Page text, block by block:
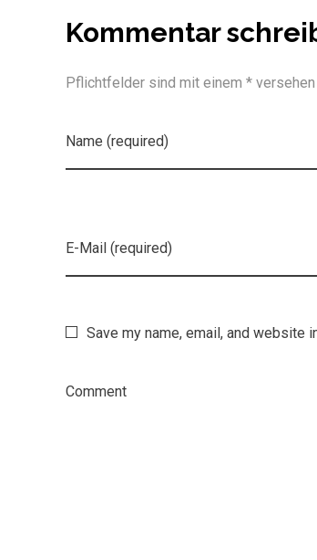
Kommentar
Pflichtfelder sind mit einem * versehen
Name (required)
E-Mail (required)
Save my name, email, and website
Comment